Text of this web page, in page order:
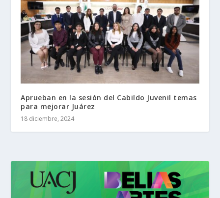
Aprueban en la sesión del Cabildo Juvenil temas
para mejorar Juárez
18 diciembre, 2024